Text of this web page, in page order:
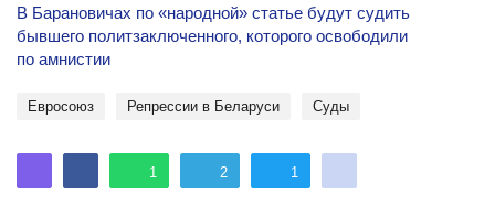
В Барановичах по «народной» статье будут судить
бывшего политзаключенного, которого освободили
по амнистии
Евросоюз репрессии в Беларуси Суды
1 2 1